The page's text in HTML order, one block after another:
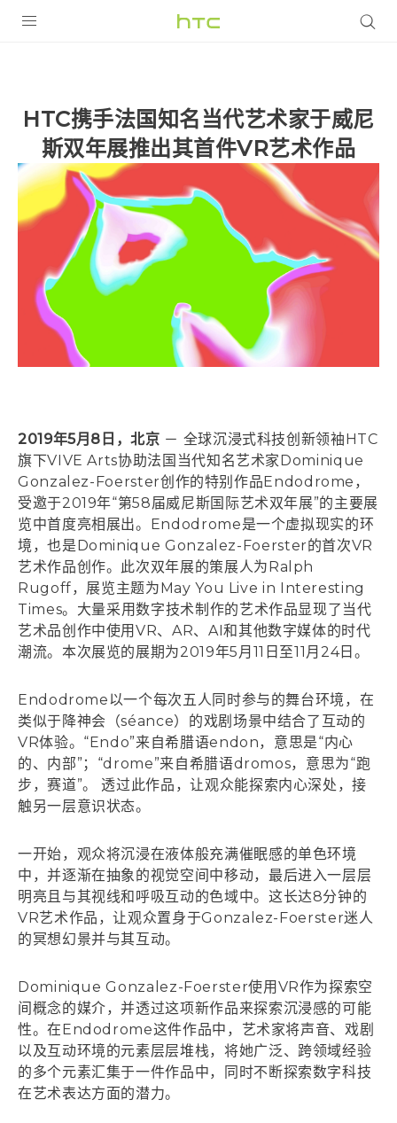
VIVERSE
支持帮助
在线客服
HTC携手法国知名当代艺术家于威尼
斯双年展推出其首件VR艺术作品
2019年5月8日，北京 － 全球沉浸式科技创新领袖HTC
旗下VIVE Arts协助法国当代知名艺术家Dominique
Gonzalez-Foerster创作的特别作品Endodrome，
受邀于2019年“第58届威尼斯国际艺术双年展”的主要展
览中首度亮相展出。Endodrome是一个虚拟现实的环
境，也是Dominique Gonzalez-Foerster的首次VR
艺术作品创作。此次双年展的策展人为Ralph
Rugoff，展览主题为May You Live in Interesting
Times。大量采用数字技术制作的艺术作品显现了当代
艺术品创作中使用VR、AR、AI和其他数字媒体的时代
潮流。本次展览的展期为2019年5月11日至11月24日。
Endodrome以一个每次五人同时参与的舞台环境，在
类似于降神会（séance）的戏剧场景中结合了互动的
VR体验。“Endo”来自希腊语endon，意思是“内心
的、内部”；“drome”来自希腊语dromos，意思为“跑
步，赛道”。 透过此作品，让观众能探索内心深处，接
触另一层意识状态。
一开始，观众将沉浸在液体般充满催眠感的单色环境
中，并逐渐在抽象的视觉空间中移动，最后进入一层层
明亮且与其视线和呼吸互动的色域中。这长达8分钟的
VR艺术作品，让观众置身于Gonzalez-Foerster迷人
的冥想幻景并与其互动。
Dominique Gonzalez-Foerster使用VR作为探索空
间概念的媒介，并透过这项新作品来探索沉浸感的可能
性。在Endodrome这件作品中，艺术家将声音、戏剧
以及互动环境的元素层层堆栈，将她广泛、跨领域经验
的多个元素汇集于一件作品中，同时不断探索数字科技
在艺术表达方面的潜力。